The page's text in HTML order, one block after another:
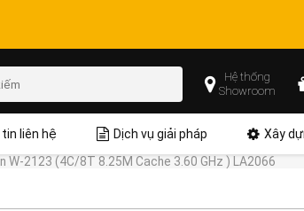
Hệ thống
Showroom
liên hệ Dịch vụ giải pháp Xây
W-2123 (4C/8T 8.25M Cache 3.60 GHz ) LA2066